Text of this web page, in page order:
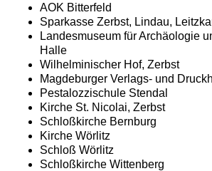
AOK Bitterfeld
Sparkasse Zerbst, Lindau,
Landesmuseum für Archäologie
Halle
Wilhelminischer Hof, Zerbst
Magdeburger Verlags- und
Pestalozzischule Stendal
Kirche St. Nicolai, Zerbst
Schloßkirche Bernburg
Kirche Wörlitz
Schloß Wörlitz
Schloßkirche Wittenberg